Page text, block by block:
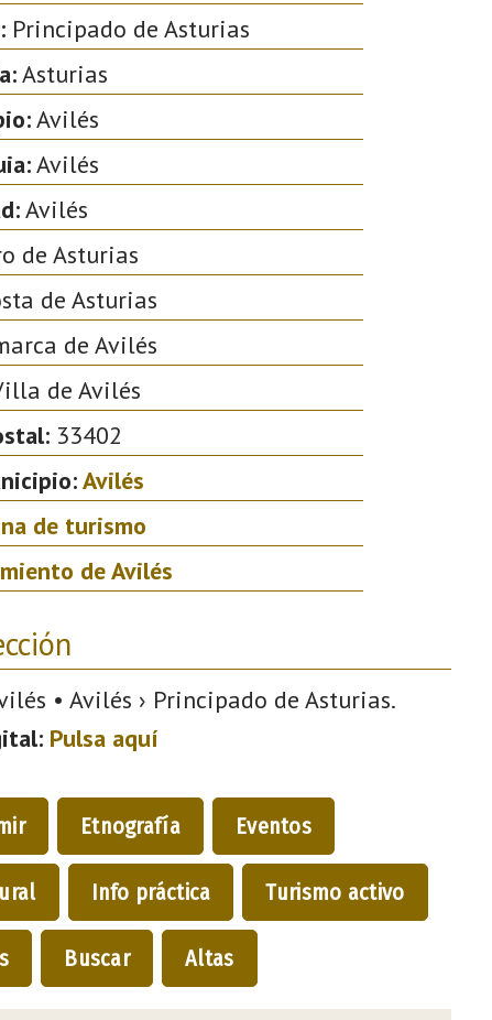
Principado de Asturias
Asturias
Avilés
Avilés
Avilés
de Asturias
de Asturias
de Avilés
de Avilés
33402
Avilés
de turismo
de Avilés
• Avilés › Principado de Asturias.
Pulsa aquí
Etnografía Eventos
Info práctica Turismo activo
Buscar Altas